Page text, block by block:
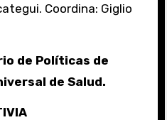
Coordina: Giglio
de Políticas de
de Salud.